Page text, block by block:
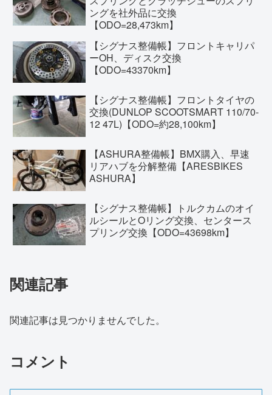
ングを社外品に交換
【ODO=28,473km】
【シグナス整備帳】フロントキャリパ
ーOH、ディスク交換
【ODO=43370km】
【シグナス整備帳】フロントタイヤの
交換(DUNLOP SCOOTSMART 110/70-
12 47L)【ODO=約28,100km】
【ASHURA整備帳】BMX購入、早速
リアハブを分解整備【ARESBIKES
ASHURA】
【シグナス整備帳】トルクカムのオイ
ルシールとOリング交換、センタース
プリング交換【ODO=43698km】
関連記事
関連記事は見つかりませんでした。
コメント